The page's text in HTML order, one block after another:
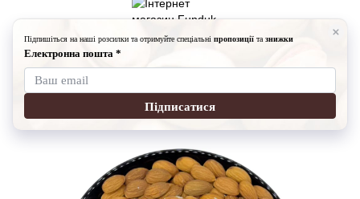
Горішки Мигдаль не смажений (золотий)-100гр
Мигдаль не смажений (золотий) 1 кг
2 відгуки